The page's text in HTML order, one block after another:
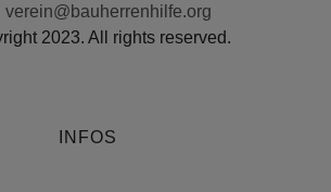
verein@bauherrenhilfe.org
2023. All rights reserved.
INFOS